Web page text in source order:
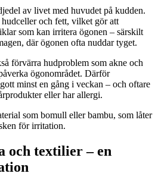
av livet med huvudet på kudden.
och fett, vilket gör att
som kan irritera ögonen – särskilt
där ögonen ofta nuddar tyget.
förvärra hudproblem som akne och
ögonområdet. Därför
minst en gång i veckan – och oftare
eller har allergi.
som bomull eller bambu, som låter
för irritation.
och textilier – en